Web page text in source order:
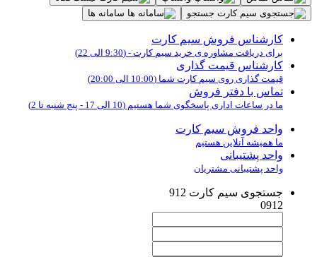
جستجو
سامانه ها
کارشناس فروش سیم کارت
برای دریافت مشاوره ی خرید سیم کارت - (9:30 الی 22)
کارشناس قیمت گذاری
قیمت گذاری روی سیم کارت شما (10:00 الی 20:00)
تماس با دفتر فروش
ما در ساعات اداری پاسخگوی شما هستیم (10 الی 17 - پنج شنبه تا 2)
واحد فروش سیم کارت
ما همیشه آنلاین هستیم
واحد پشتیبانی
واحد پشتیبانی مشتریان
جستجوی سیم کارت 912
0912